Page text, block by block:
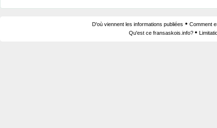
D'où viennent les informations publiées • Comment
Qu'est ce fransaskois.info? •